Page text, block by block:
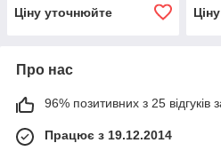
Ціну уточнюйте
Про нас
96% позитивних з 25 відгуків
Працює з 19.12.2014